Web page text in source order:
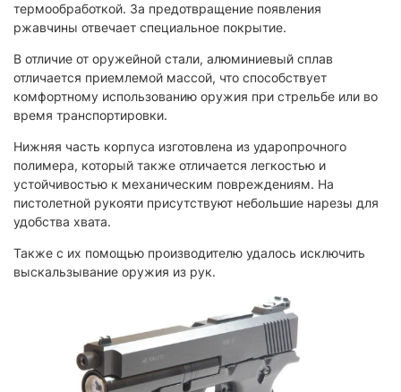
термообработкой. За предотвращение появления
ржавчины отвечает специальное покрытие.
В отличие от оружейной стали, алюминиевый сплав
отличается приемлемой массой, что способствует
комфортному использованию оружия при стрельбе или во
время транспортировки.
Нижняя часть корпуса изготовлена из ударопрочного
полимера, который также отличается легкостью и
устойчивостью к механическим повреждениям. На
пистолетной рукояти присутствуют небольшие нарезы для
удобства хвата.
Также с их помощью производителю удалось исключить
выскальзывание оружия из рук.